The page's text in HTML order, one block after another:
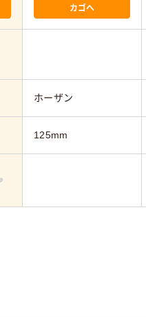
カゴへ
ホーザン
125mm